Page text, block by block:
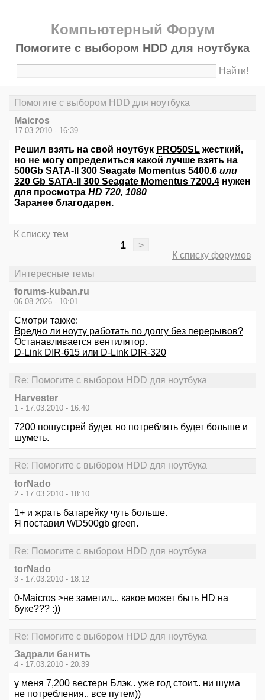
Компьютерный Форум
Помогите с выбором HDD для ноутбука
Найти!
Помогите с выбором HDD для ноутбука
Maicros
17.03.2010 - 16:39
Решил взять на свой ноутбук PRO50SL жесткий,
но не могу определиться какой лучше взять на
500Gb SATA-II 300 Seagate Momentus 5400.6 или
320 Gb SATA-II 300 Seagate Momentus 7200.4 нужен
для просмотра НD 720, 1080
Заранее благодарен.
К списку тем
1
>
К списку форумов
Интересные темы
forums-kuban.ru
06.08.2026 - 10:01
Смотри также:
Вредно ли ноуту работать по долгу без перерывов?
Останавливается вентилятор.
D-Link DIR-615 или D-Link DIR-320
Re: Помогите с выбором HDD для ноутбука
Harvester
1 - 17.03.2010 - 16:40
7200 пошустрей будет, но потреблять будет больше и
шуметь.
Re: Помогите с выбором HDD для ноутбука
torNado
2 - 17.03.2010 - 18:10
1+ и жрать батарейку чуть больше.
Я поставил WD500gb green.
Re: Помогите с выбором HDD для ноутбука
torNado
3 - 17.03.2010 - 18:12
0-Maicros >не заметил... какое может быть HD на
буке??? :))
Re: Помогите с выбором HDD для ноутбука
Задрали банить
4 - 17.03.2010 - 20:39
у меня 7,200 вестерн Блэк.. уже год стоит.. ни шума
не потребления.. все путем))